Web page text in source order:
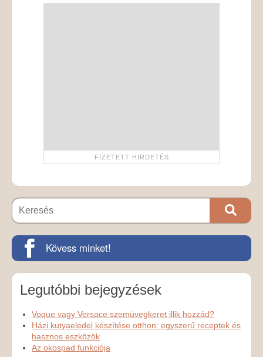
Kövess minket!
Legutóbbi bejegyzések
Voque vagy Versace szemüvegkeret illik hozzád?
Házi kutyaeledel készítése otthon: egyszerű receptek és
hasznos eszközök
Az okospad funkciója